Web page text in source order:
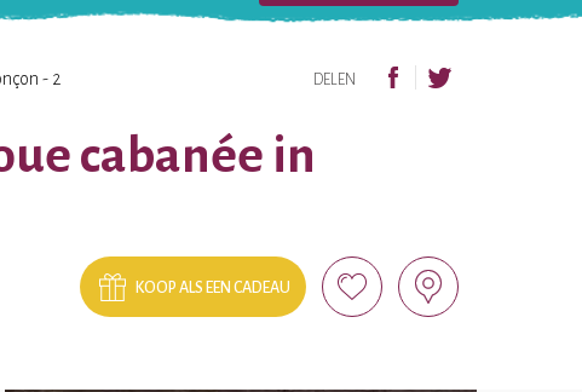
- 2 DELEN
cabanée in
KOOP ALS EEN CADEAU